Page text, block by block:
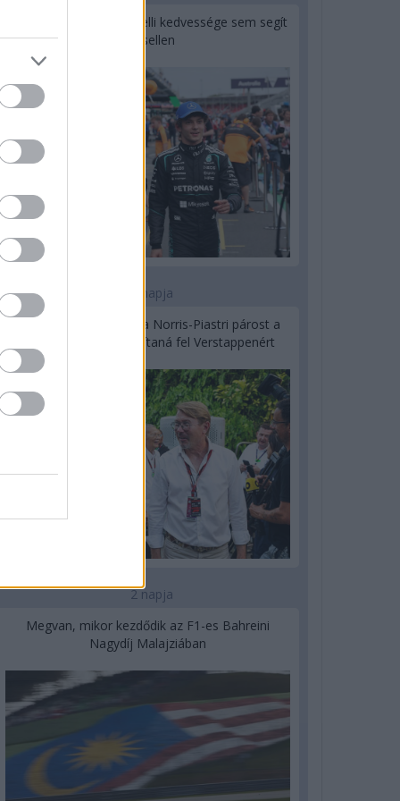
Montoya szerint Antonelli kedvessége sem segít
Russellen
2 napja
Hakkinen megtartaná a Norris-Piastri párost a
McLarennél, nem borítaná fel Verstappenért
2 napja
Megvan, mikor kezdődik az F1-es Bahreini
Nagydíj Malajziában